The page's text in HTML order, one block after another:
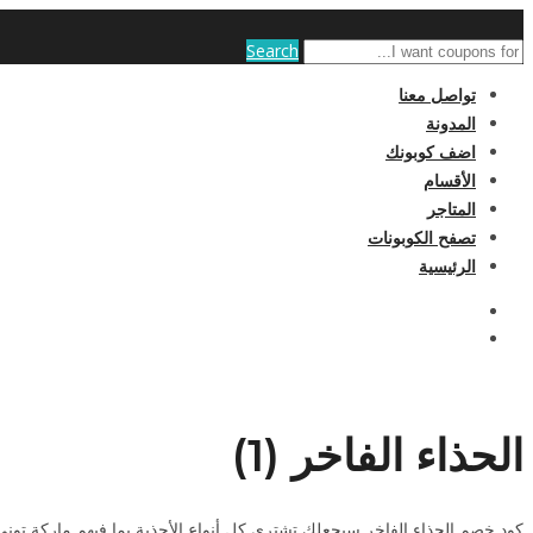
Search
تواصل معنا
المدونة
اضف كوبونك
الأقسام
المتاجر
تصفح الكوبونات
الرئيسية
الحذاء الفاخر (1)